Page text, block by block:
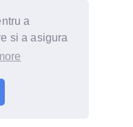
a
si a asigura